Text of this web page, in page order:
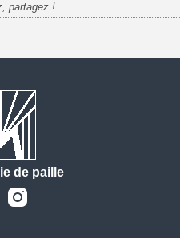
partagez !
de paille